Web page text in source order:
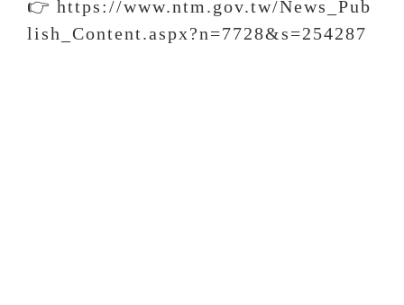
👉 https://www.ntm.gov.tw/News_Pub
lish_Content.aspx?n=7728&s=254287